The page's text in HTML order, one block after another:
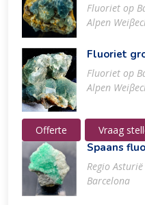
Fluoriet op
Alpen
Fluoriet
Fluoriet op
Alpen
Offerte Vraag
Spaans
Regio
Barcelona